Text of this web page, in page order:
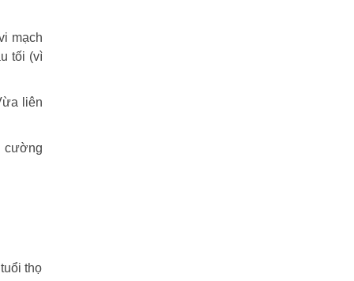
mạch
tối (vì
liên
cường
thọ